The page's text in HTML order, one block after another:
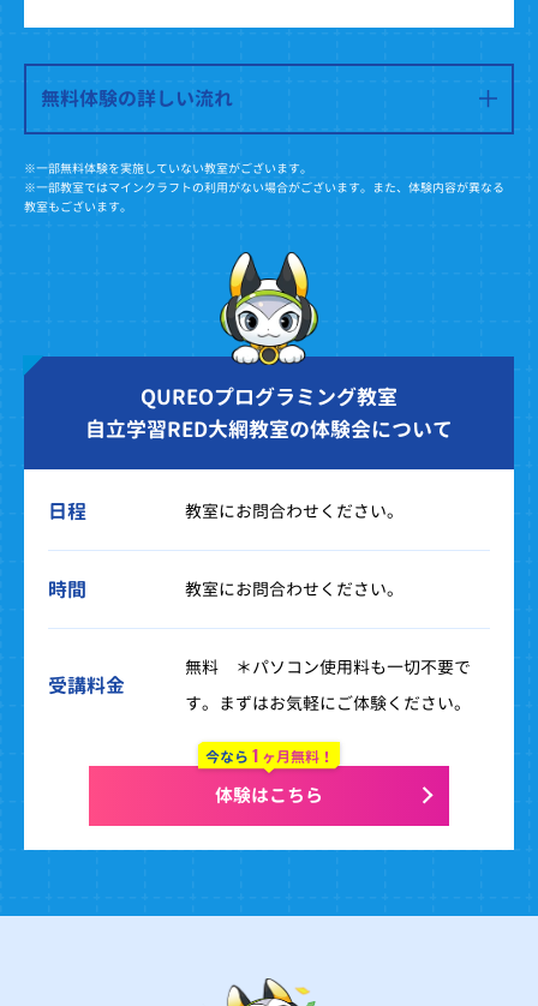
無料体験の詳しい流れ
※一部無料体験を実施していない教室がございます。
※一部教室ではマインクラフトの利用がない場合がございます。また、体験内容が異なる
教室もございます。
QUREOプログラミング教室
自立学習RED大網教室の体験会について
日程 教室にお問合わせください。
時間 教室にお問合わせください。
受講料金
無料 ＊パソコン使用料も一切不要で
す。まずはお気軽にご体験ください。
今なら 1 ヶ月無料！
体験はこちら